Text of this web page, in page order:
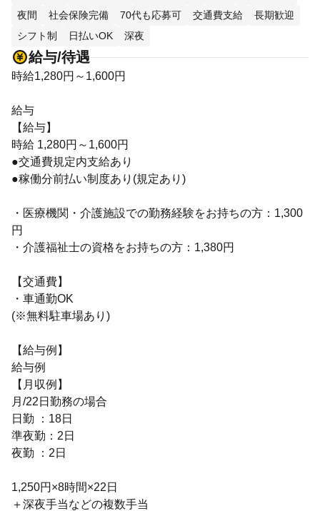
夜間 社会保険完備 70代も応募可 交通費支給
長期歓迎
シフト制
日払いOK 深夜
給与/待遇
時給1,280円～1,600円
給与
【給与】
時給 1,280円～1,600円
●交通費規定内支給あり
●稼働分前払い制度あり(規定あり)
・医療機関・介護施設での勤務経験をお持ちの方：1,300
円
・介護福祉士の資格をお持ちの方：1,380円
【交通費】
・車通勤OK
(※無料駐車場あり)
【給与例】
給与例
【月収例】
月/22日勤務の場合
日勤 ：18日
準夜勤：2日
夜勤 ：2日
1,250円×8時間×22日
＋深夜手当などの複数手当